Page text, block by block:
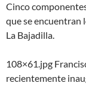
Cinco
que se encuentran
La Bajadilla.
108×61.jpg
recientemente